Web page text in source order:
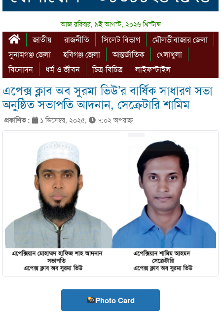
আজ রবিবার, ৯ই আগস্ট, ২০২৬ খ্রিস্টাব্দ
জাতীয় রাজনীতি সিলেট বিভাগ
মৌলভীবাজার জেলা
সুনামগঞ্জ জেলা
হবিগঞ্জ জেলা আন্তর্জাতিক
খেলাধুলা
বিনোদন
ধর্ম ও জীবন চিত্র-বিচিত্র লাইফস্টাইল
এপেক্স ক্লাব অব সুরমা ভিউ’র বার্ষিক সাধারণ সভা
অনুষ্ঠিত সভাপতি আদনান, সেক্রেটারি শামিম
প্রকাশিত : ১ ডিসেম্বর, ২০২৫, ৭:০২ অপরাহ্ণ
Photo Card